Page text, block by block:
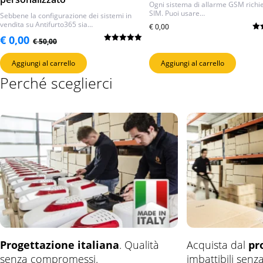
Sebbene la configurazione dei sistemi in
vendita su Antifurto365 sia…
€50,00Il
prezzo
originale
era:
€ 50,00.
€ 0,00
Il
prezzo
attuale
è:
€ 0,00.
Aggiungi al carrello
Ogni sistema di allarme GSM
SIM. Puoi usare…
€0,00
Aggiungi al carrello
Perché sceglierci
Progettazione italiana. Qualità
senza compromessi.
Acquista dal
imbattibili